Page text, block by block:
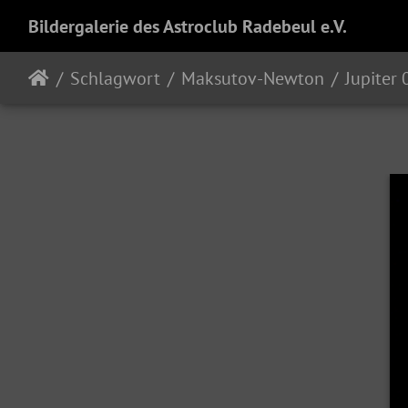
Bildergalerie des Astroclub Radebeul e.V.
Schlagwort Maksutov-Newton Jupiter